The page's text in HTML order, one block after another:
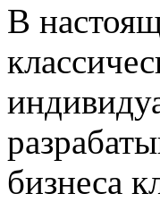
В
бизнеса